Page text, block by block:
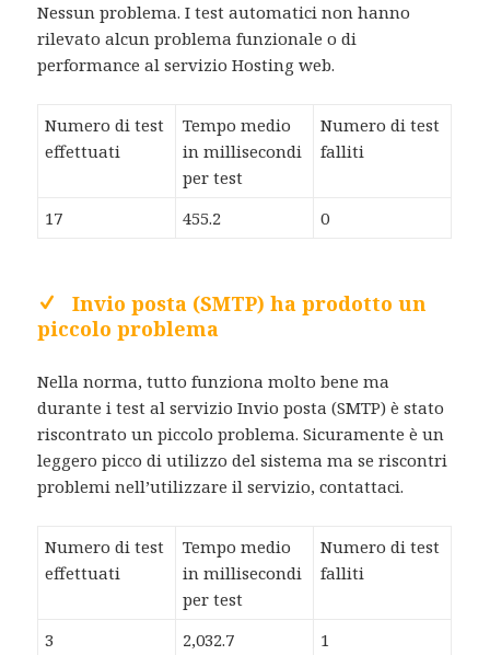
Nessun problema. I test automatici non hanno
rilevato alcun problema funzionale o di
performance al servizio Hosting web.
Numero di test
effettuati
Tempo medio
in millisecondi
per test
Numero di test
falliti
17 455.2 0
Invio posta (SMTP) ha prodotto un
piccolo problema
Nella norma, tutto funziona molto bene ma
durante i test al servizio Invio posta (SMTP) è stato
riscontrato un piccolo problema. Sicuramente è un
leggero picco di utilizzo del sistema ma se riscontri
problemi nell’utilizzare il servizio, contattaci.
Numero di test
effettuati
Tempo medio
in millisecondi
per test
Numero di test
falliti
3 2,032.7 1